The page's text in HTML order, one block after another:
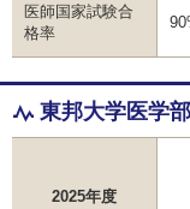
医師国家試験合
格率
東邦大学医学
2025年度